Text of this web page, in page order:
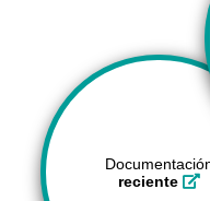
reciente